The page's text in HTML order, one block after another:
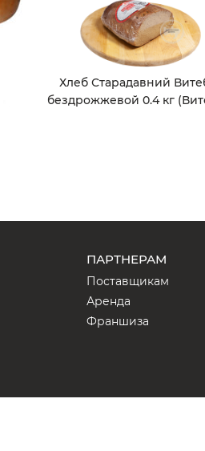
Хлеб Старадавний
бездрожжевой 0.4 кг
ПАРТНЕРАМ
Поставщикам
Аренда
Франшиза